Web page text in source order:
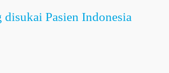
Pasien Indonesia